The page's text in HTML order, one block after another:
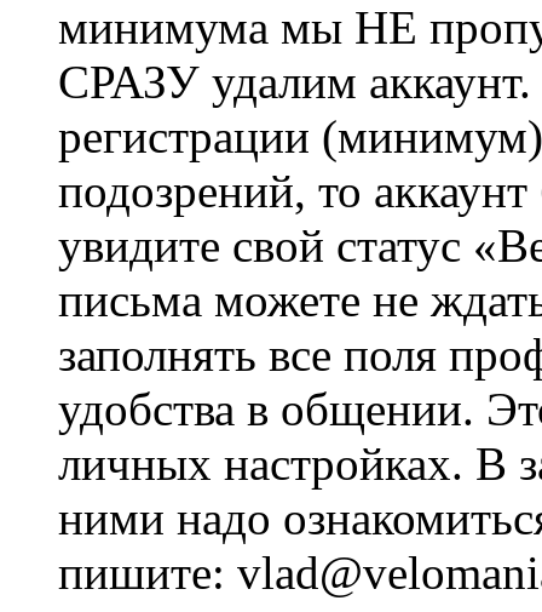
минимума мы НЕ
СРАЗУ удалим
регистрации
подозрений, то
увидите свой статус
письма можете не
заполнять все поля
удобства в общении.
личных настройках. В
ними надо
пишите: